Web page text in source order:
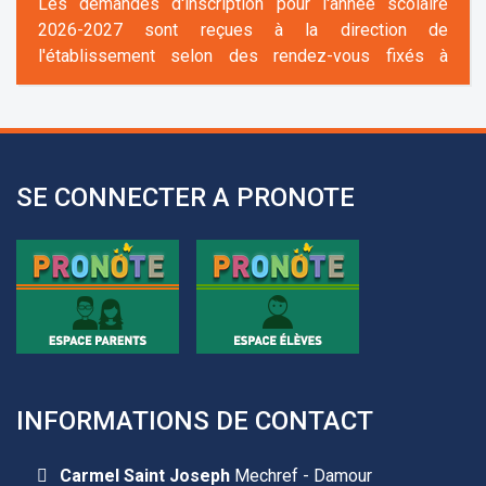
l'établissement selon des rendez-vous fixés à
l’avance.
+961 25 601 171
+961 3 669 641
2026-2027 sont reçues à la direction de
l'établissement selon des rendez-vous fixés à
SE CONNECTER A PRONOTE
INFORMATIONS DE CONTACT
Carmel Saint Joseph Mechref - Damour